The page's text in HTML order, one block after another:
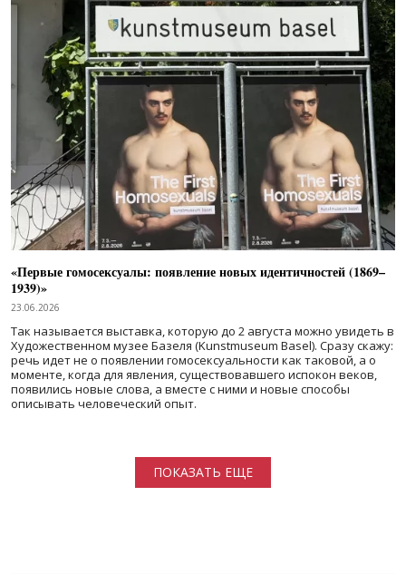
«Первые гомосексуалы: появление новых идентичностей (1869–
1939)»
23.06.2026
Так называется выставка, которую до 2 августа можно увидеть в
Художественном музее Базеля (Kunstmuseum Basel). Сразу скажу:
речь идет не о появлении гомосексуальности как таковой, а о
моменте, когда для явления, существовавшего испокон веков,
появились новые слова, а вместе с ними и новые способы
описывать человеческий опыт.
ПОКАЗАТЬ ЕЩЕ